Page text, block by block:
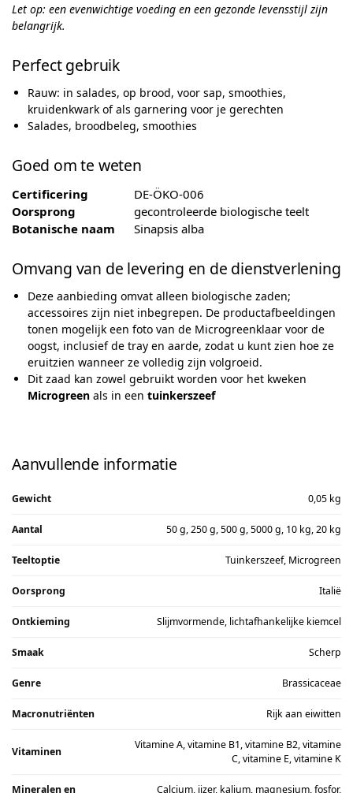
Let op: een evenwichtige voeding en een gezonde levensstijl zijn
belangrijk.
Perfect gebruik
Rauw: in salades, op brood, voor sap, smoothies,
kruidenkwark of als garnering voor je gerechten
Salades, broodbeleg, smoothies
Goed om te weten
Certificering
DE-ÖKO-006
Oorsprong
gecontroleerde biologische teelt
Botanische naam
Sinapsis alba
Omvang van de levering en de dienstverlening
Deze aanbieding omvat alleen biologische zaden;
accessoires zijn niet inbegrepen. De productafbeeldingen
tonen mogelijk een foto van de Microgreenklaar voor de
oogst, inclusief de tray en aarde, zodat u kunt zien hoe ze
eruitzien wanneer ze volledig zijn volgroeid.
Dit zaad kan zowel gebruikt worden voor het kweken
Microgreen als in een tuinkerszeef
Aanvullende informatie
Gewicht 0,05 kg
Aantal 50 g, 250 g, 500 g, 5000 g, 10 kg, 20 kg
Teeltoptie Tuinkerszeef, Microgreen
Oorsprong Italië
Ontkieming Slijmvormende, lichtafhankelijke kiemcel
Smaak Scherp
Genre Brassicaceae
Macronutriënten Rijk aan eiwitten
Vitaminen
Vitamine A, vitamine B1, vitamine B2, vitamine
C, vitamine E, vitamine K
Mineralen en Calcium, ijzer, kalium, magnesium, fosfor,